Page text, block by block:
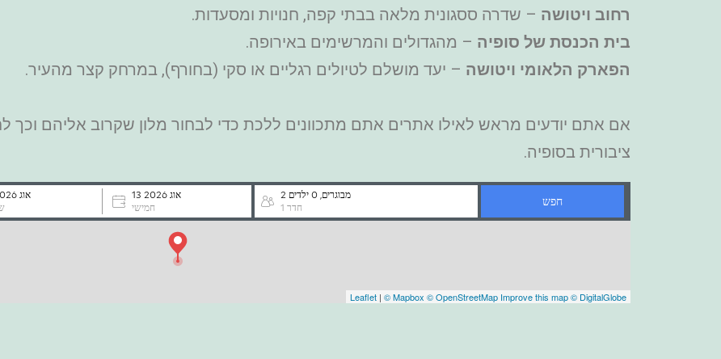
רחוב ויטושה – שדרה ססגונית מלאה בבתי קפה, חנויות ומסעדות.
בית הכנסת של סופיה – מהגדולים והמרשימים באירופה.
הפארק הלאומי ויטושה – יעד מושלם לטיולים רגליים או סקי (בחורף), במרחק קצר מהעיר.
אם אתם יודעים מראש לאילו אתרים אתם מתכוונים ללכת כדי לבחור מלון שקרוב אליהם וכך
ציבורית בסופיה.